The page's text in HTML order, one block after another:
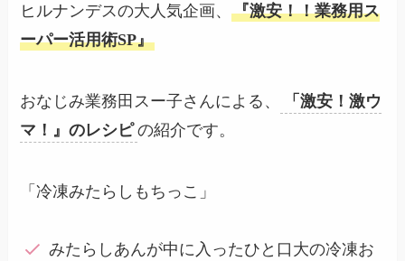
ヒルナンデスの大人気企画、『激安！！業務用ス
ーパー活用術SP』
おなじみ業務田スー子さんによる、
「激安！激ウ
マ！』のレシピ の紹介です。
「冷凍みたらしもちっこ」
みたらしあんが中に入ったひと口大の冷凍お